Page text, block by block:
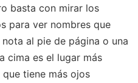
basta con mirar los
para ver nombres que
al pie de página o una
cima es el lugar más
tiene más ojos